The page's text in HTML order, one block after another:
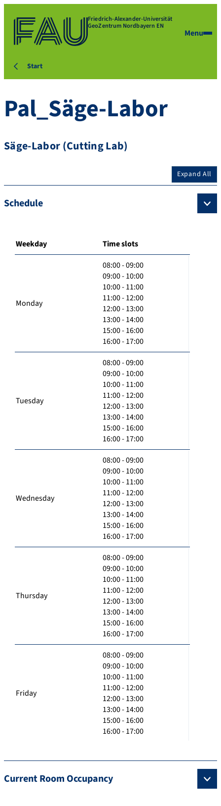
Friedrich-Alexander-Universität
GeoZentrum Nordbayern EN
Menu
Start
Pal_Säge-Labor
Säge-Labor (Cutting Lab)
Expand All
Schedule
Weekday Time slots
Monday
08:00 - 09:00
09:00 - 10:00
10:00 - 11:00
11:00 - 12:00
12:00 - 13:00
13:00 - 14:00
15:00 - 16:00
16:00 - 17:00
Tuesday
08:00 - 09:00
09:00 - 10:00
10:00 - 11:00
11:00 - 12:00
12:00 - 13:00
13:00 - 14:00
15:00 - 16:00
16:00 - 17:00
Wednesday
08:00 - 09:00
09:00 - 10:00
10:00 - 11:00
11:00 - 12:00
12:00 - 13:00
13:00 - 14:00
15:00 - 16:00
16:00 - 17:00
Thursday
08:00 - 09:00
09:00 - 10:00
10:00 - 11:00
11:00 - 12:00
12:00 - 13:00
13:00 - 14:00
15:00 - 16:00
16:00 - 17:00
Friday
08:00 - 09:00
09:00 - 10:00
10:00 - 11:00
11:00 - 12:00
12:00 - 13:00
13:00 - 14:00
15:00 - 16:00
16:00 - 17:00
Current Room Occupancy